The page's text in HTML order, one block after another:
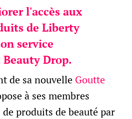
l'accès aux
de Liberty
service
Drop.
de sa nouvelle Goutte
à ses membres
produits de beauté par